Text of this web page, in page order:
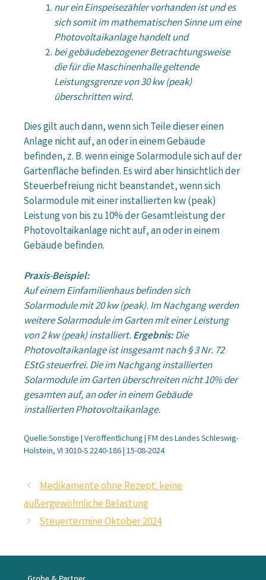
nur ein Einspeisezähler vorhanden ist und es
sich somit im mathematischen Sinne um eine
Photovoltaikanlage handelt und
bei gebäudebezogener Betrachtungsweise
die für die Maschinenhalle geltende
Leistungsgrenze von 30 kw (peak)
überschritten wird.
Dies gilt auch dann, wenn sich Teile dieser einen
Anlage nicht auf, an oder in einem Gebäude
befinden, z. B. wenn einige Solarmodule sich auf der
Gartenfläche befinden. Es wird aber hinsichtlich der
Steuerbefreiung nicht beanstandet, wenn sich
Solarmodule mit einer installierten kw (peak)
Leistung von bis zu 10% der Gesamtleistung der
Photovoltaikanlage nicht auf, an oder in einem
Gebäude befinden.
Praxis-Beispiel:
Auf einem Einfamilienhaus befinden sich
Solarmodule mit 20 kw (peak). Im Nachgang werden
weitere Solarmodule im Garten mit einer Leistung
von 2 kw (peak) installiert.Ergebnis:Die
Photovoltaikanlage ist insgesamt nach § 3 Nr. 72
EStG steuerfrei. Die im Nachgang installierten
Solarmodule im Garten überschreiten nicht 10% der
gesamten auf, an oder in einem Gebäude
installierten Photovoltaikanlage.
Quelle:Sonstige | Veröffentlichung | FM des Landes Schleswig-
Holstein, VI 3010-S 2240-186 | 15-08-2024
Medikamente ohne Rezept: keine
außergewöhnliche Belastung
Steuertermine Oktober 2024